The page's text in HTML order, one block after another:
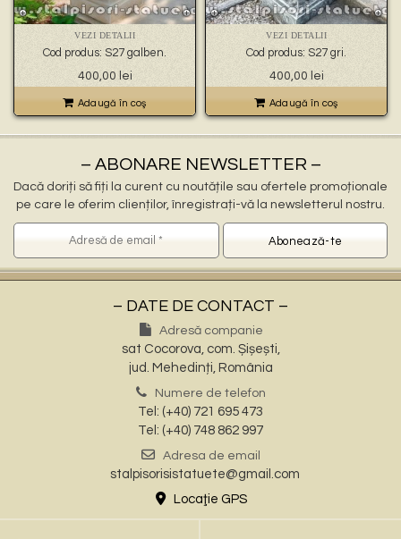
VEZI DETALII
Cod produs: S27 galben.
400,00 lei
Adaugă în coş
VEZI DETALII
Cod produs: S27 gri.
400,00 lei
Adaugă în coş
– ABONARE NEWSLETTER –
Dacă doriți să fiți la curent cu noutățile sau ofertele promoționale
pe care le oferim clienților, înregistrați-vă la newsletterul nostru.
– DATE DE CONTACT –
Adresă companie
sat Cocorova, com. Șișești,
jud. Mehedinți, România
Numere de telefon
Tel: (+40) 721 695 473
Tel: (+40) 748 862 997
Adresa de email
stalpisorisistatuete@gmail.com
Locaţie GPS